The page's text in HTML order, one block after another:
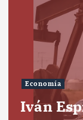
Economía
Iván